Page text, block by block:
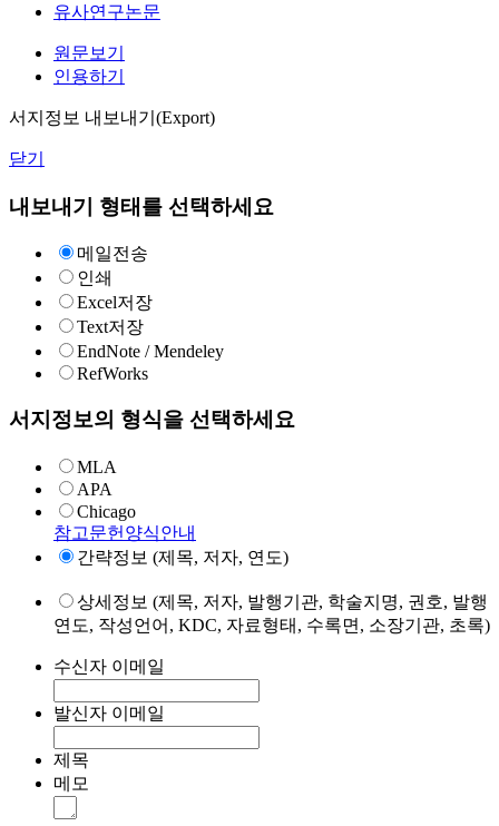
유사연구논문
원문보기
인용하기
서지정보 내보내기(Export)
닫기
내보내기 형태를 선택하세요
메일전송
인쇄
Excel저장
Text저장
EndNote / Mendeley
RefWorks
서지정보의 형식을 선택하세요
MLA
APA
Chicago
참고문헌양식안내
간략정보 (제목, 저자, 연도)
상세정보 (제목, 저자, 발행기관, 학술지명, 권호, 발행
연도, 작성언어, KDC, 자료형태, 수록면, 소장기관, 초록)
수신자 이메일
발신자 이메일
제목
메모